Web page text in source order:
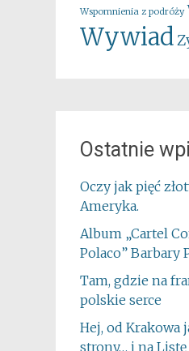
Wspomnienia z podróży
Wywiad
Ostatnie
Oczy jak pięć
Ameryka.
Album „Cartel
Polaco” Barbary
Tam, gdzie na
polskie serce
Hej, od Krakowa
strony… i na Listę